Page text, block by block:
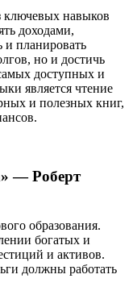
ключевых навыков
доходами,
и планировать
но и достичь
доступных и
является чтение
и полезных книг,
— Роберт
образования.
богатых и
и активов.
должны работать